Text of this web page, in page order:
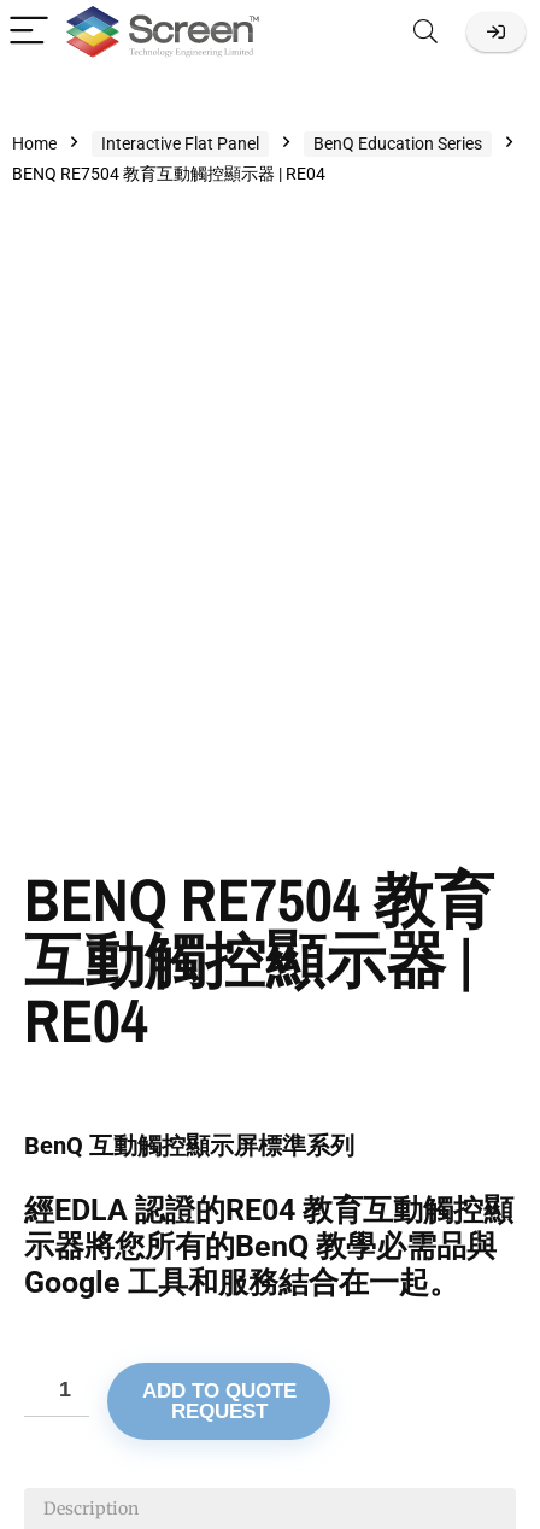
Home Interactive Flat Panel
BenQ Education Series
BENQ RE7504 教育互動觸控顯示器 | RE04
BENQ RE7504 教育
互動觸控顯示器 |
RE04
BenQ 互動觸控顯示屏標準系列
經EDLA 認證的RE04 教育互動觸控顯
示器將您所有的BenQ 教學必需品與
Google 工具和服務結合在一起。
ADD TO QUOTE
REQUEST
Description